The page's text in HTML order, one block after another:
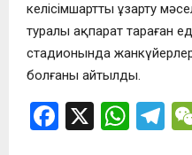
келісімшартты ұзарту
туралы ақпарат тараған
стадионында
болғаны айтылды.
F
X
W T